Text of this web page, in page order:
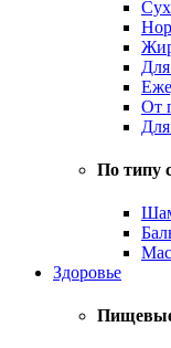
От
По типу
Здоровье